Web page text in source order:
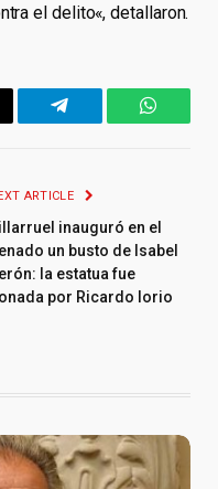
el delito«, detallaron.
Telegram
ARTICLE
inauguró en el
un busto de Isabel
la estatua fue
por Ricardo Iorio